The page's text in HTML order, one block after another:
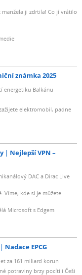
manžela ji zdrtila! Co jí vrátilo
známka 2025
energetiku Balkánu
elektromobil, padne
Nejlepší VPN –
DAC a Dirac Live
Víme, kde si je můžete
Microsoft s Edgem
Nadace EPCG
za 161 miliard korun
potraviny brzy pocítí i Češi